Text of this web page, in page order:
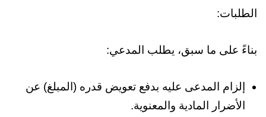
الطلبات:
بناءً على ما سبق، يطلب المدعي:
إلزام المدعى عليه بدفع تعويض قدره (المبلغ) عن
الأضرار المادية والمعنوية.